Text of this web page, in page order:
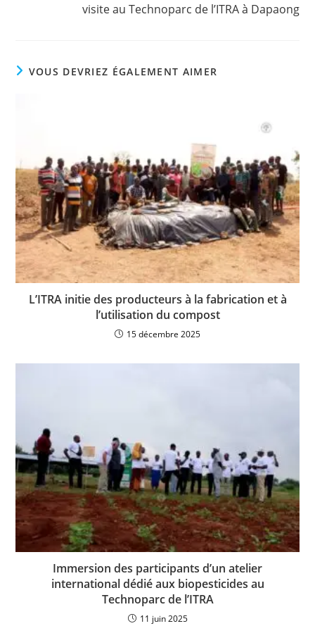
visite au Technoparc de l’ITRA à Dapaong
VOUS DEVRIEZ ÉGALEMENT AIMER
L’ITRA initie des producteurs à la fabrication et à
l’utilisation du compost
15 décembre 2025
Immersion des participants d’un atelier
international dédié aux biopesticides au
Technoparc de l’ITRA
11 juin 2025